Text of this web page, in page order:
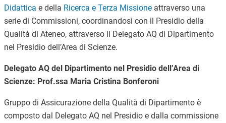
Didattica e della Ricerca e Terza Missioneattraverso una
serie di Commissioni, coordinandosi con il Presidio della
Qualità di Ateneo, attraverso il Delegato AQ di Dipartimento
nel Presidio dell’Area di Scienze.
Delegato AQ del Dipartimento nel Presidio dell’Area di
Scienze: Prof.ssa Maria Cristina Bonferoni
Gruppo di Assicurazione della Qualità di Dipartimento è
composto dal Delegato AQ nel Presidio e dalla commissione